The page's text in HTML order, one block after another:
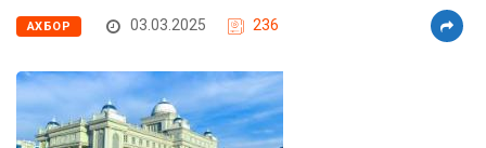
АХБОР 03.03.2025 236